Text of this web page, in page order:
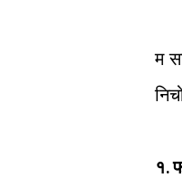
म
१.